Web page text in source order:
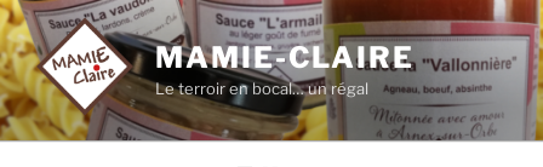
Aller
au
contenu
principal
MAMIE-CLAIRE
Le terroir en bocal… un régal